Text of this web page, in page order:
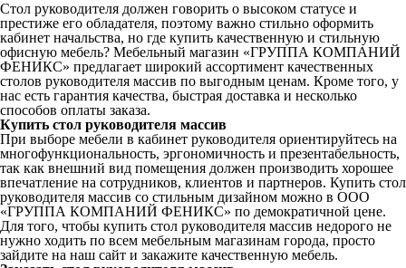
Стол руководителя должен говорить о высоком статусе и
престиже его обладателя, поэтому важно стильно оформить
кабинет начальства, но где купить качественную и стильную
офисную мебель? Мебельный магазин «ГРУППА КОМПАНИЙ
ФЕНИКС» предлагает широкий ассортимент качественных
столов руководителя массив по выгодным ценам. Кроме того, у
нас есть гарантия качества, быстрая доставка и несколько
способов оплаты заказа.
Купить стол руководителя массив
При выборе мебели в кабинет руководителя ориентируйтесь на
многофункциональность, эргономичность и презентабельность,
так как внешний вид помещения должен производить хорошее
впечатление на сотрудников, клиентов и партнеров. Купить стол
руководителя массив со стильным дизайном можно в ООО
«ГРУППА КОМПАНИЙ ФЕНИКС» по демократичной цене.
Для того, чтобы купить стол руководителя массив недорого не
нужно ходить по всем мебельным магазинам города, просто
зайдите на наш сайт и закажите качественную мебель.